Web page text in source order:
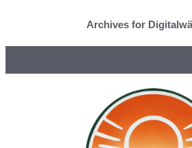
Archives for